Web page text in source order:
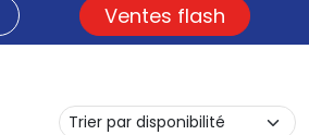
Ventes flash